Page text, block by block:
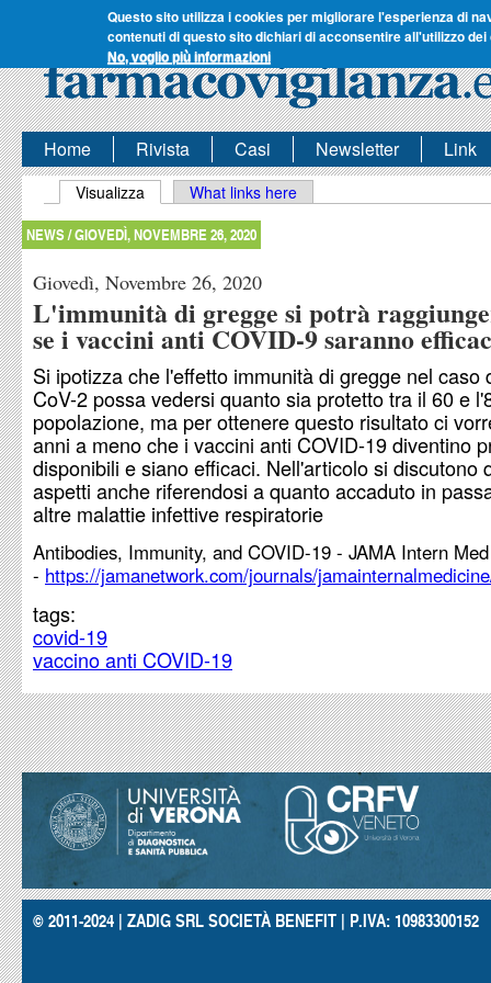
Questo sito utilizza i cookies per migliorare l'esperienza di
contenuti di questo sito dichiari di acconsentire all'utilizzo dei
No, voglio più informazioni
Home Rivista Casi Newsletter Link
Schede primarie
Visualizza (scheda attiva)
What links here
NEWS /GIOVEDÌ, NOVEMBRE 26, 2020
Giovedì, Novembre 26, 2020
L'immunità di gregge si potrà
se i vaccini anti COVID-9 saranno
Si ipotizza che l'effetto immunità di gregge nel caso
CoV-2 possa vedersi quanto sia protetto tra il 60 e
popolazione, ma per ottenere questo risultato ci
anni a meno che i vaccini anti COVID-19 diventino
disponibili e siano efficaci. Nell'articolo si discutono
aspetti anche riferendosi a quanto accaduto in
altre malattie infettive respiratorie
Antibodies, Immunity, and COVID-19 - JAMA Intern
- https://jamanetwork.com/journals/
tags:
covid-19
vaccino anti COVID-19
© 2011-2024 | ZADIG SRL SOCIETÀ BENEFIT | P.IVA: 10983300152